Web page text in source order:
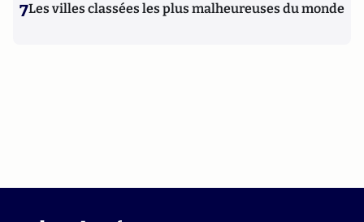
7Les villes classées les plus malheureuses du monde